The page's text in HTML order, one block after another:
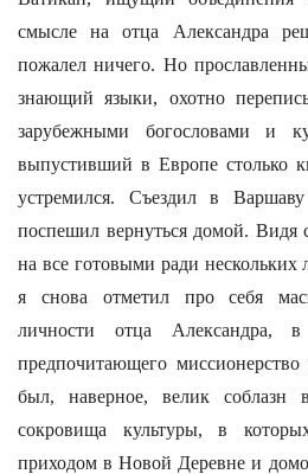
смысле на отца Александра
пожалел ничего. Но
знающий языки, охотно
зарубежными богословами и
выпустивший в Европе столько
устремился. Съездил в
поспешил вернуться домой. Видя
на все готовыми ради
я снова отметил про себя
личности отца Александра,
предпочитающего
был, наверное, велик соблазн
сокровища культуры, в
приходом в Новой Деревне и